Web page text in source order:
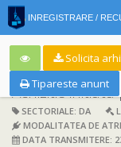
INREGISTRARE /
Solicita
Tipareste anunt
SECTORIALE: DA
MODALITATEA DE
DATA TRANSMITERE: